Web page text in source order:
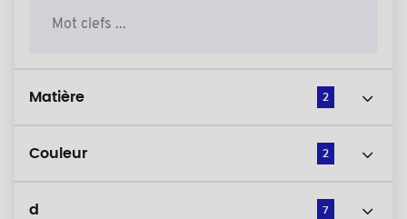
Matière 2
Couleur 2
d 7